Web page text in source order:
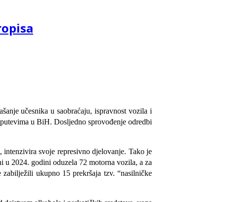
učesnika u saobraćaju, ispravnost vozila i
u BiH. Dosljedno sprovođenje odredbi
intenzivira svoje represivno djelovanje. Tako je
u 2024. godini oduzela 72 motorna vozila, a za
ukupno 15 prekršaja tzv. “nasilničke